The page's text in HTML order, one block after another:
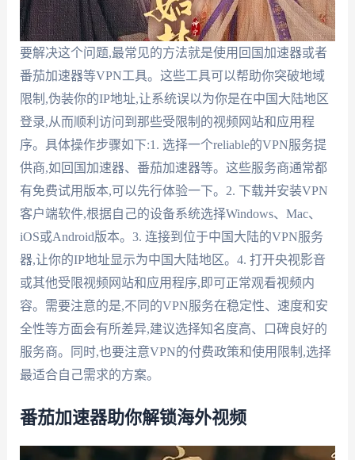
要解决这个问题,最常见的方法就是使用回国加速器或者
番茄加速器等VPN工具。这些工具可以帮助你突破地域
限制,伪装你的IP地址,让系统误以为你是在中国大陆地区
登录,从而顺利访问到那些受限制的视频网站和应用程
序。具体操作步骤如下:1. 选择一个reliable的VPN服务提
供商,如回国加速器、番茄加速器等。这些服务商通常都
有免费试用版本,可以先行体验一下。2. 下载并安装VPN
客户端软件,根据自己的设备系统选择Windows、Mac、
iOS或Android版本。3. 连接到位于中国大陆的VPN服务
器,让你的IP地址显示为中国大陆地区。4. 打开央视影音
或其他受限视频网站和应用程序,即可正常观看视频内
容。需要注意的是,不同的VPN服务在稳定性、速度和安
全性等方面会有所差异,建议选择知名度高、口碑良好的
服务商。同时,也要注意VPN的付费政策和使用限制,选择
最适合自己需求的方案。
番茄加速器助你解锁海外视频